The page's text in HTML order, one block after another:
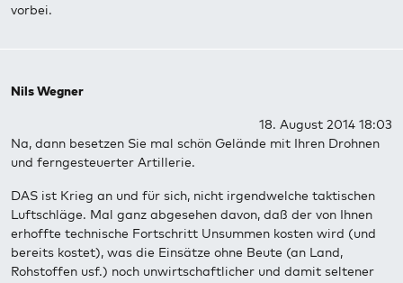
vorbei.
Nils Wegner
18. August 2014 18:03
Na, dann besetzen Sie mal schön Gelände mit Ihren Drohnen
und ferngesteuerter Artillerie.
DAS ist Krieg an und für sich, nicht irgendwelche taktischen
Luftschläge. Mal ganz abgesehen davon, daß der von Ihnen
erhoffte technische Fortschritt Unsummen kosten wird (und
bereits kostet), was die Einsätze ohne Beute (an Land,
Rohstoffen usf.) noch unwirtschaftlicher und damit seltener